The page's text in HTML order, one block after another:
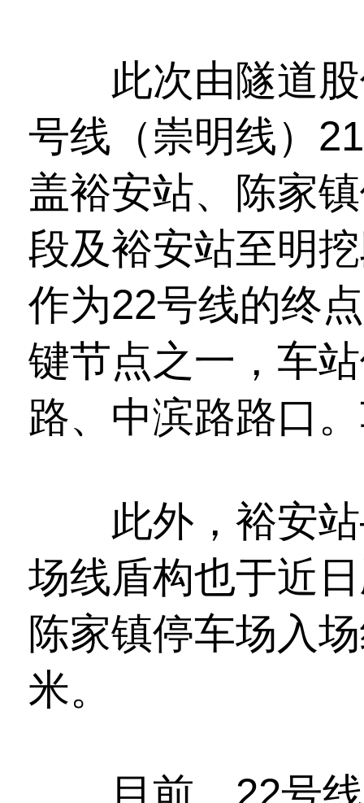
此次由隧道股
号线（崇明线）
盖裕安站、陈家
段及裕安站至明
作为22号线的终
键节点之一，车
路、中滨路路口
此外，裕安站
场线盾构也于近
陈家镇停车场入
米。
目前，22号线